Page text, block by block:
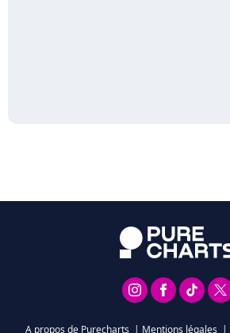
A propos de Purecharts | Mentions légales |